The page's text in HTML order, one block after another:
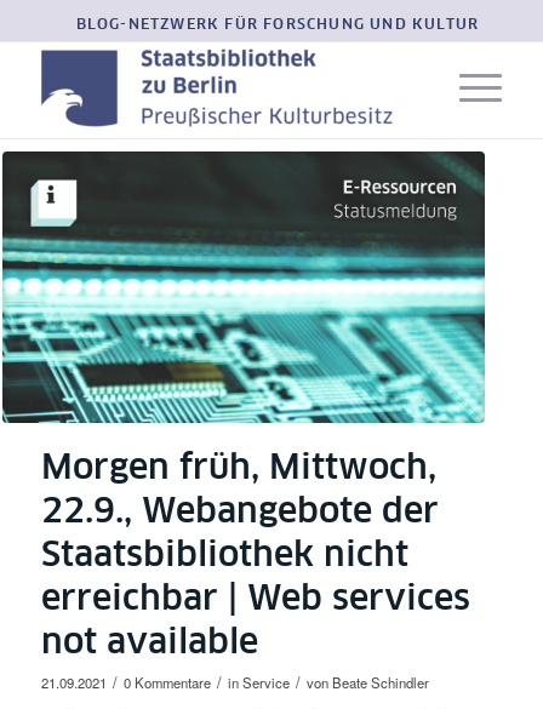
BLOG-NETZWERK FÜR FORSCHUNG UND KULTUR
Morgen früh, Mittwoch,
22.9., Webangebote der
Staatsbibliothek nicht
erreichbar | Web services
not available
21.09.2021 / 0 Kommentare / inService / von Beate Schindler